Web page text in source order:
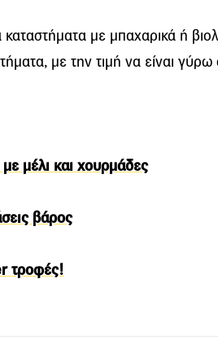
με μπαχαρικά ή
με την τιμή να είναι γύρω
μέλι και χουρμάδες
βάρος
τροφές!